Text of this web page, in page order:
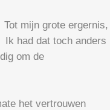
mijn grote ergernis,
had dat toch anders
om de
het vertrouwen